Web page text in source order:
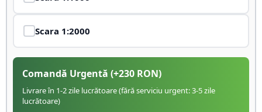
Scara 1:2000
Comandă Urgentă (+230 RON)
Livrare în 1-2 zile lucrătoare (fără serviciu urgent: 3-5 zile
lucrătoare)